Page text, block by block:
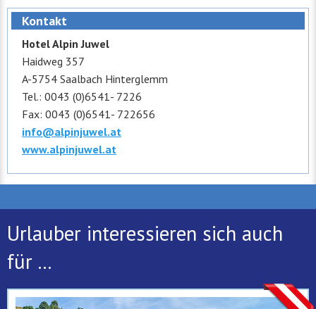
Kontakt
Hotel Alpin Juwel
Haidweg 357
A-5754 Saalbach Hinterglemm
Tel.: 0043 (0)6541- 7226
Fax: 0043 (0)6541- 722656
info@alpinjuwel.at
www.alpinjuwel.at
Urlauber interessieren sich auch
für ...